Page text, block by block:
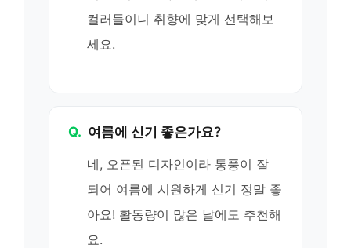
컬러들이니 취향에 맞게 선택해보
세요.
Q. 여름에 신기 좋은가요?
네, 오픈된 디자인이라 통풍이 잘
되어 여름에 시원하게 신기 정말 좋
아요! 활동량이 많은 날에도 추천해
요.